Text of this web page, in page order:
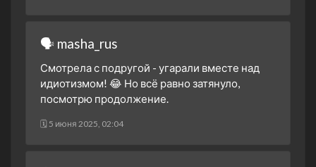
🗣 masha_rus
Смотрела с подругой - угарали вместе над
идиотизмом! 😂 Но всё равно затянуло,
посмотрю продолжение.
🗓 5 июня 2025, 02:04